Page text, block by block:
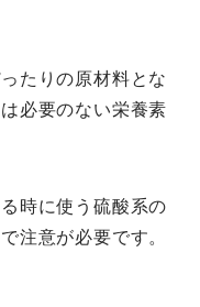
たりの原材料とな
必要のない栄養素
時に使う硫酸系の
注意が必要です。